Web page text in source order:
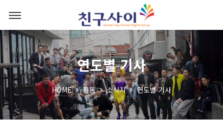
연도별 기사
HOME 활동 소식지 연도별 기사